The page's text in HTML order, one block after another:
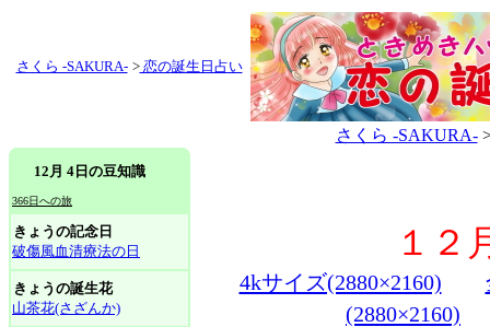
さくら -SAKURA- >恋の誕生日占い
さくら -SAKURA-
12月 4日の豆知識
366日への旅
きょうの記念日
破傷風血清療法の日
きょうの誕生花
山茶花(さざんか)
１２
4kサイズ(2880×2160)
(2880×2160)